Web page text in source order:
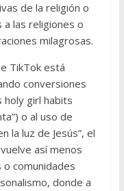
de la religión o
las religiones o
milagrosas.
TikTok está
conversiones
holy girl habits
o al uso de
la luz de Jesús”, el
así menos
o comunidades
donde a